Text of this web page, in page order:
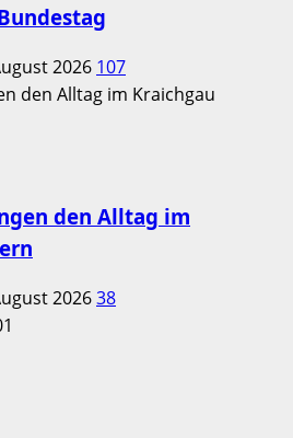
2026 107
den Alltag im
202638